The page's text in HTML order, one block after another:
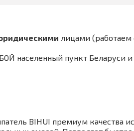
лицами
населенный пункт Беларуси и
BIHUI премиум качества